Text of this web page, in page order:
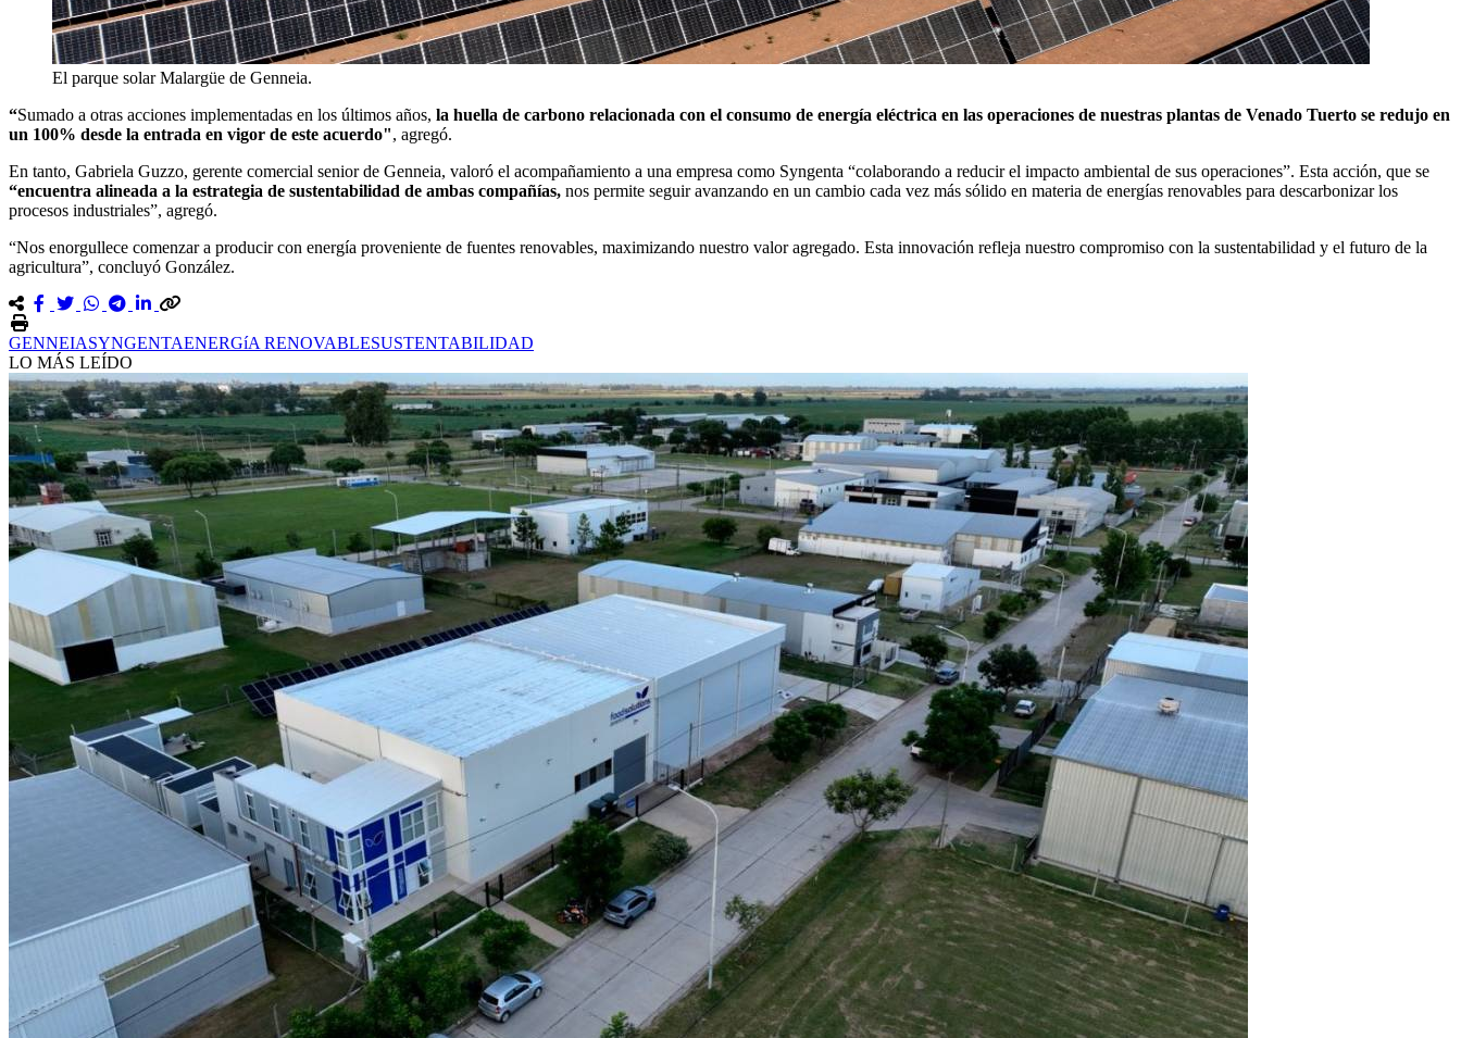
El parque solar Malargüe de Genneia.
“Sumado a otras acciones implementadas en los últimos años, la huella de carbono relacionada con el consumo de energía eléctrica en las operaciones de nuestras plantas de Venado Tuerto se redujo en
un 100% desde la entrada en vigor de este acuerdo", agregó.
En tanto, Gabriela Guzzo, gerente comercial senior de Genneia, valoró el acompañamiento a una empresa como Syngenta “colaborando a reducir el impacto ambiental de sus operaciones”. Esta acción, que se
“encuentra alineada a la estrategia de sustentabilidad de ambas compañías, nos permite seguir avanzando en un cambio cada vez más sólido en materia de energías renovables para descarbonizar los
procesos industriales”, agregó.
“Nos enorgullece comenzar a producir con energía proveniente de fuentes renovables, maximizando nuestro valor agregado. Esta innovación refleja nuestro compromiso con la sustentabilidad y el futuro de la
agricultura”, concluyó González.
GENNEIASYNGENTAENERGíA RENOVABLESUSTENTABILIDAD
LO MÁS LEÍDO